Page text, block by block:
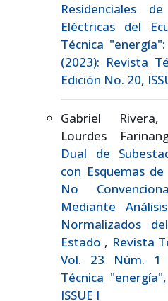
Residenciales
Eléctricas del
Técnica
(2023): Revista
Edición No. 20,
Gabriel
Lourdes
Dual de
con Esquemas
No
Mediante
Normalizados
Estado , Revista
Vol. 23 Núm. 1
Técnica
ISSUE I